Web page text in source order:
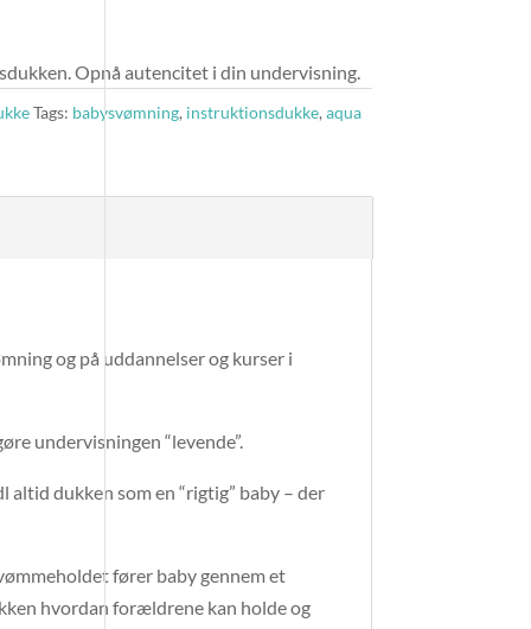
Opnå autencitet i din undervisning.
Tags: babysvømning, instruktionsdukke, aqua
og på uddannelser og kurser i
undervisningen “levende”.
dukken som en “rigtig” baby – der
fører baby gennem et
hvordan forældrene kan holde og